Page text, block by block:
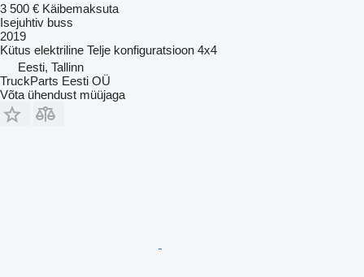
3 500 € Käibemaksuta
Isejuhtiv buss
2019
Kütus elektriline Telje konfiguratsioon 4x4
Eesti, Tallinn
TruckParts Eesti OÜ
Võta ühendust müüjaga